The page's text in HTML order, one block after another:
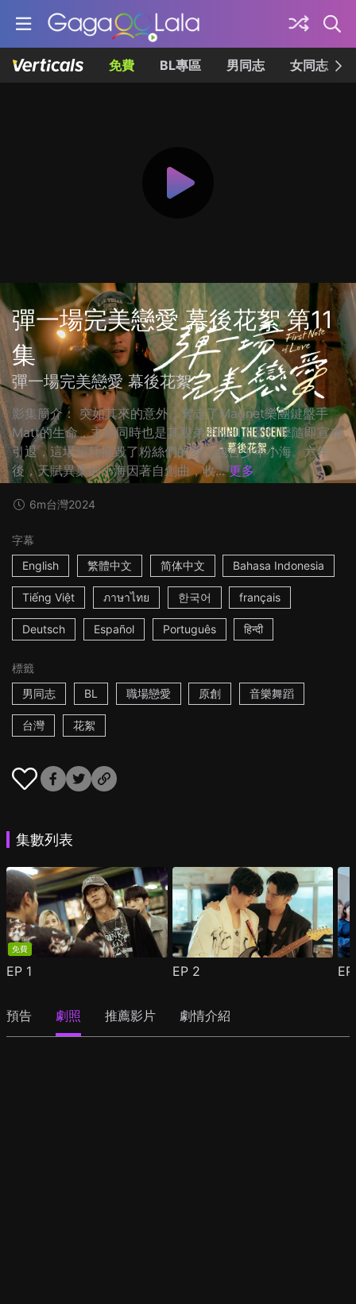
免費 BL專區 男同志 女同志
彈一場完美戀愛 幕後花絮 第11
集
彈一場完美戀愛 幕後花絮
影集簡介： 突如其來的意外，奪走了Magnet樂團鍵盤手
Matt的生命，主唱同時也是其親弟弟Neil大受打擊隨即宣布
引退，這場噩耗摧毀了粉絲們的夢，包含少年小海。六年
後，天賦異稟的小海因著自創曲，收... 更多
6m台灣2024
字幕
English
繁體中文 简体中文 Bahasa Indonesia
Tiếng Việt ภาษาไทย 한국어 français
Deutsch Español Português हिन्दी
標籤
男同志
BL 職場戀愛 原創 音樂舞蹈
台灣 花絮
集數列表
免費
EP 1 EP 2
預告 劇照 推薦影片 劇情介紹